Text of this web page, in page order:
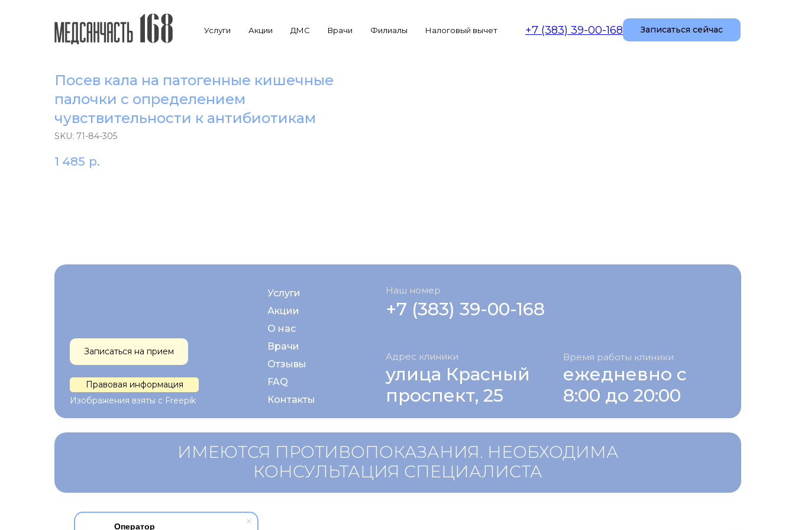
Оператор
Услуги Акции ДМС Врачи Филиалы Налоговый вычет +7 (383) 39-00-168 Записаться сейчас
Посев кала на патогенные кишечные
палочки с определением
чувствительности к антибиотикам
SKU: 71-84-305
1 485 р.
Услуги
Правовая информация
Акции
Врачи
О нас
+7 (383) 39-00-168
Отзывы
FAQ
Контакты
Наш номер
ежедневно с
8:00 до 20:00
Время работы клиники
Адрес клиники
улица Красный
проспект, 25
Записаться на прием
Изображения взяты с Freepik
ИМЕЮТСЯ ПРОТИВОПОКАЗАНИЯ. НЕОБХОДИМА
КОНСУЛЬТАЦИЯ СПЕЦИАЛИСТА